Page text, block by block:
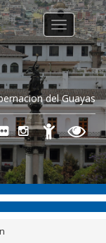
del Guayas
Toggle
navigation